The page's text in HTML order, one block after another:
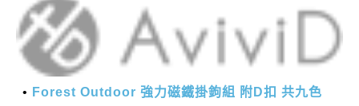
Forest Outdoor 強力磁鐵掛鉤組 附D扣 共九色